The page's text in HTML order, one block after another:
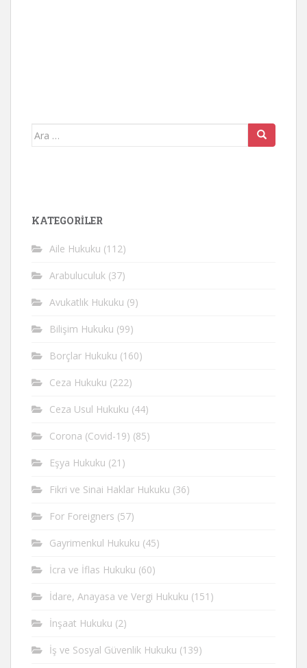
Arama
KATEGORİLER
Aile Hukuku (112)
Arabuluculuk (37)
Avukatlık Hukuku (9)
Bilişim Hukuku (99)
Borçlar Hukuku (160)
Ceza Hukuku (222)
Ceza Usul Hukuku (44)
Corona (Covid-19) (85)
Eşya Hukuku (21)
Fikri ve Sinai Haklar Hukuku (36)
For Foreigners (57)
Gayrimenkul Hukuku (45)
İcra ve İflas Hukuku (60)
İdare, Anayasa ve Vergi Hukuku (151)
İnşaat Hukuku (2)
İş ve Sosyal Güvenlik Hukuku (139)